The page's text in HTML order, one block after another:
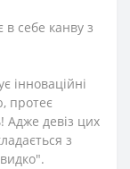
себе канву з
інноваційні
протеє
девіз цих
з